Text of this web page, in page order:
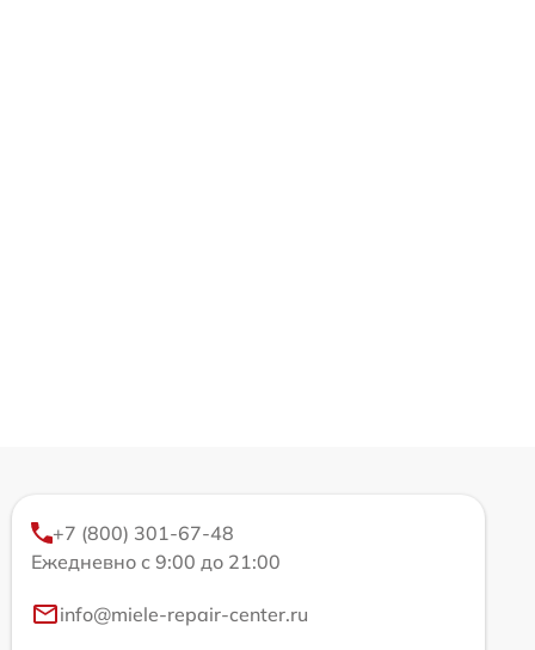
+7 (800) 301-67-48
Ежедневно с 9:00 до 21:00
info@miele-repair-center.ru